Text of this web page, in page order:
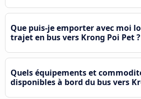
Que puis-je emporter avec moi
trajet en bus vers Krong Poi Pet ?
Quels équipements et
disponibles à bord du bus vers